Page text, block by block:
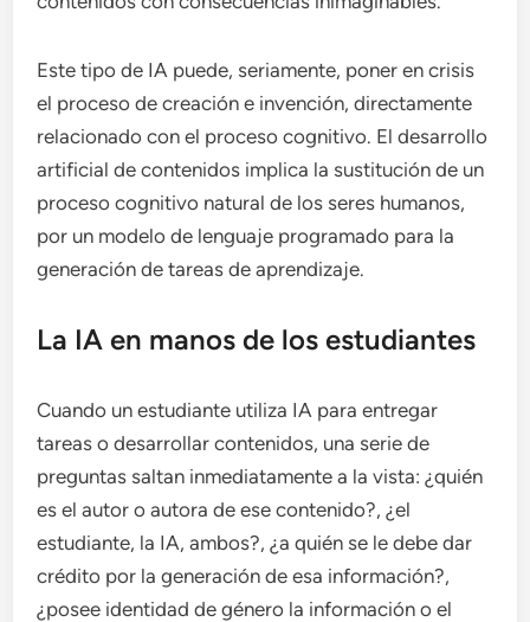
Este tipo de IA puede, seriamente, poner en crisis
el proceso de creación e invención, directamente
relacionado con el proceso cognitivo. El desarrollo
artificial de contenidos implica la sustitución de un
proceso cognitivo natural de los seres humanos,
por un modelo de lenguaje programado para la
generación de tareas de aprendizaje.
La IA en manos de los estudiantes
Cuando un estudiante utiliza IA para entregar
tareas o desarrollar contenidos, una serie de
preguntas saltan inmediatamente a la vista: ¿quién
es el autor o autora de ese contenido?, ¿el
estudiante, la IA, ambos?, ¿a quién se le debe dar
crédito por la generación de esa información?,
¿posee identidad de género la información o el